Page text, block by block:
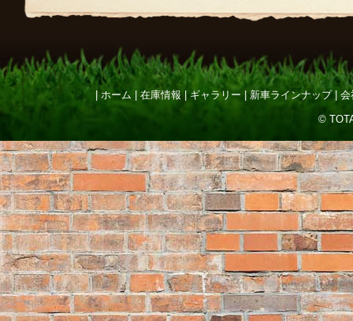
ホーム 在庫情報 ギャラリー 新車ラインナップ 会
©